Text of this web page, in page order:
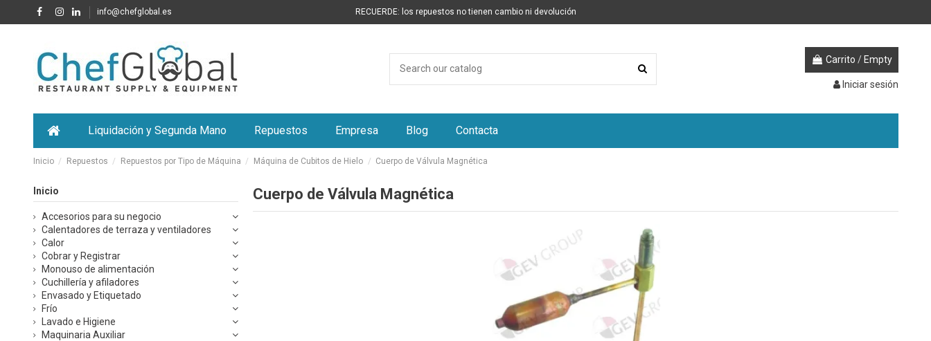
info@chefglobal.es RECUERDE: los repuestos no tienen cambio ni devolución
Carrito / Empty
Iniciar sesión
Liquidación y Segunda Mano Repuestos Empresa Blog Contacta
Inicio Repuestos Repuestos por Tipo de Máquina Máquina de Cubitos de Hielo Cuerpo de Válvula Magnética
Cuerpo de Válvula Magnética
Inicio
Accesorios para su negocio
Calentadores de terraza y ventiladores
Calor
Cobrar y Registrar
Monouso de alimentación
Cuchillería y afiladores
Envasado y Etiquetado
Frío
Lavado e Higiene
Maquinaria Auxiliar